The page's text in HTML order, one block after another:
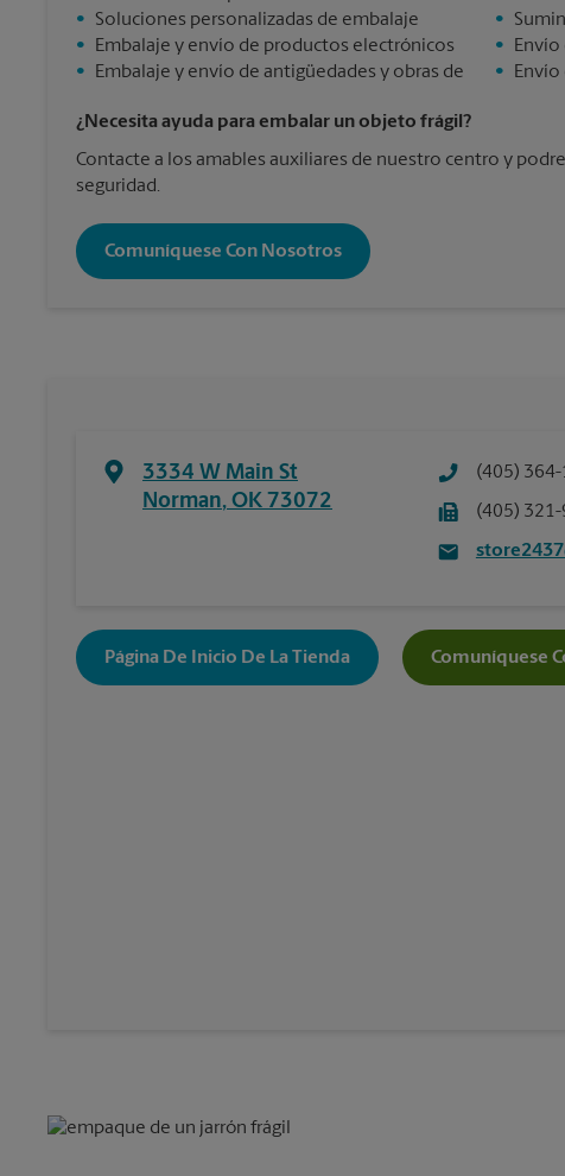
•
Soluciones personalizadas de embalaje
•
Embalaje y envío de productos electrónicos
•
Embalaje y envío de antigüedades y obras de
•
•
•
¿Necesita ayuda para embalar un objeto frágil?
Contacte a los amables auxiliares de nuestro centro y
seguridad.
Comuníquese Con Nosotros
3334 W Main St
Norman, OK 73072
(405)
(405)
Página De Inicio De La Tienda Comuníquese